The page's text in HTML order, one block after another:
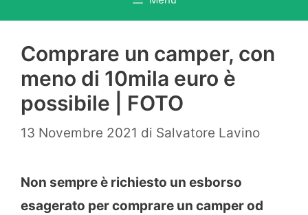
Comprare un camper, con
meno di 10mila euro è
possibile | FOTO
13 Novembre 2021 di Salvatore Lavino
Non sempre è richiesto un esborso
esagerato per comprare un camper od